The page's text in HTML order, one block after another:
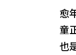
愈
童
也